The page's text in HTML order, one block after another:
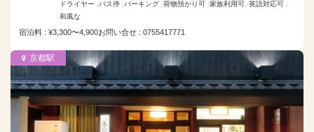
ドライヤー バス停 パーキング 荷物預かり可 家族利用可 英語対応可
和風な
宿泊料 : ¥3,300〜4,900お問い合せ : 0755417771
京都駅